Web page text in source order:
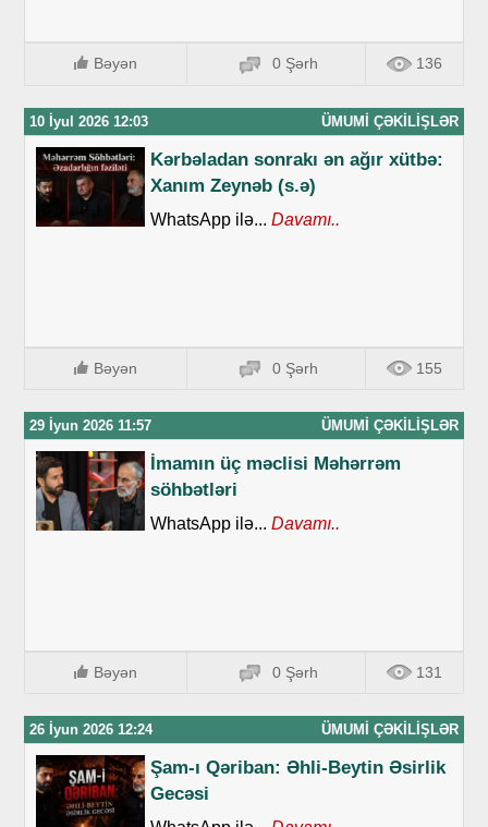
Bəyən 0 Şərh 136
10 İyul 2026 12:03 ÜMUMI ÇƏKILIŞLƏR
Kərbəladan sonrakı ən ağır xütbə:
Xanım Zeynəb (s.ə)
WhatsApp ilə... Davamı..
Bəyən 0 Şərh 155
29 İyun 2026 11:57 ÜMUMI ÇƏKILIŞLƏR
İmamın üç məclisi Məhərrəm
söhbətləri
WhatsApp ilə... Davamı..
Bəyən 0 Şərh 131
26 İyun 2026 12:24 ÜMUMI ÇƏKILIŞLƏR
Şam-ı Qəriban: Əhli-Beytin Əsirlik
Gecəsi